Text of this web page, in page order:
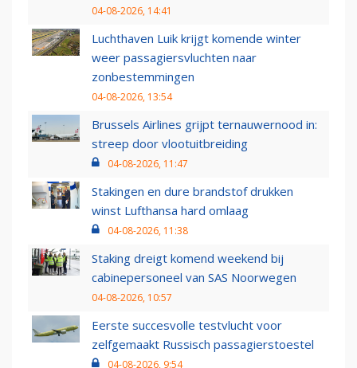
04-08-2026, 14:41
Luchthaven Luik krijgt komende winter
weer passagiersvluchten naar
zonbestemmingen
04-08-2026, 13:54
Brussels Airlines grijpt ternauwernood in:
streep door vlootuitbreiding
04-08-2026, 11:47
Stakingen en dure brandstof drukken
winst Lufthansa hard omlaag
04-08-2026, 11:38
Staking dreigt komend weekend bij
cabinepersoneel van SAS Noorwegen
04-08-2026, 10:57
Eerste succesvolle testvlucht voor
zelfgemaakt Russisch passagierstoestel
04-08-2026, 9:54